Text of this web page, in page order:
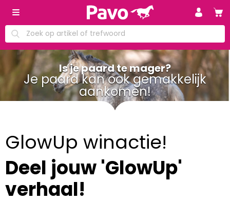
Is je paard te mager?
Je paard kan ook gemakkelijk
aankomen!
GlowUp winactie!
Deel jouw 'GlowUp'
verhaal!